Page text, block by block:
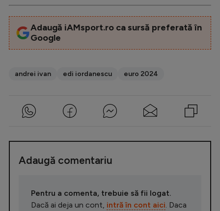
Adaugă iAMsport.ro ca sursă preferată în
Google
andrei ivan edi iordanescu euro 2024
Adaugă comentariu
Pentru a comenta, trebuie să fii logat.
Dacă ai deja un cont, intră în cont aici . Daca